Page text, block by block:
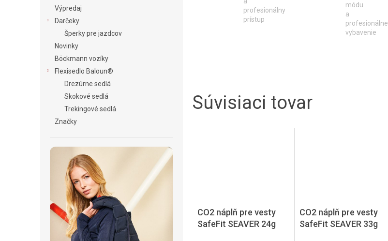
Výpredaj
Darčeky
Šperky pre jazdcov
Novinky
Böckmann vozíky
Flexisedlo Baloun®
Drezúrne sedlá
Skokové sedlá
Trekingové sedlá
Značky
profesionálny
prístup
módu
a
profesionálne
vybavenie
Súvisiaci tovar
CO2 náplň pre vesty
SafeFit SEAVER 24g
CO2 náplň pre vesty
SafeFit SEAVER 33g